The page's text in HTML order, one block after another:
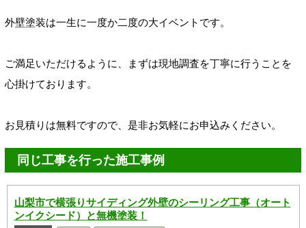
外壁塗装は一生に一度か二度の大イベントです。
ご満足いただけるように、まずは現地調査を丁寧に行うことを
心掛けております。
お見積りは無料ですので、是非お気軽にお申込みください。
同じ工事を行った施工事例
山梨市で横張りサイディング外壁のシーリング工事（オート
ンイクシード）と無機塗装！